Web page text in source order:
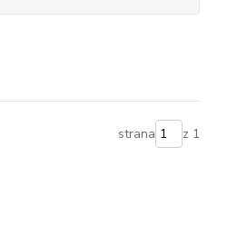
strana z 1